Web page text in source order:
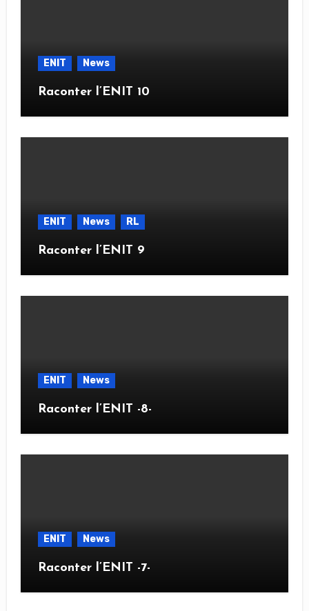
ENIT News
Raconter l’ENIT 10
ENIT News RL
Raconter l’ENIT 9
ENIT News
Raconter l’ENIT -8-
ENIT News
Raconter l’ENIT -7-